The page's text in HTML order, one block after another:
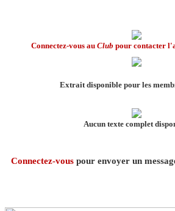
Connectez-vous au Club pour contacter
Extrait disponible pour les
Aucun texte complet
Connectez-vous pour envoyer un